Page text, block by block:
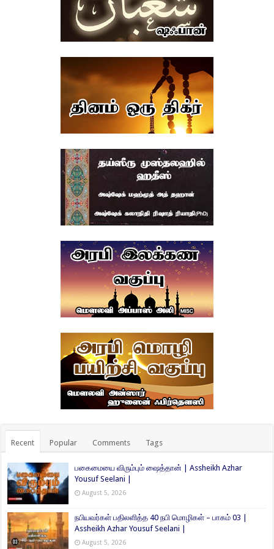
Recent Popular Comments Tags
பகைமையை விரும்பும் ஷைத்தான் | Assheikh Azhar
Yousuf Seelani |
August 5, 2026
நபியவர்கள் பதிலளித்த 40 நபி மொழிகள் – பாகம் 03 |
Assheikh Azhar Yousuf Seelani |
August 5, 2026